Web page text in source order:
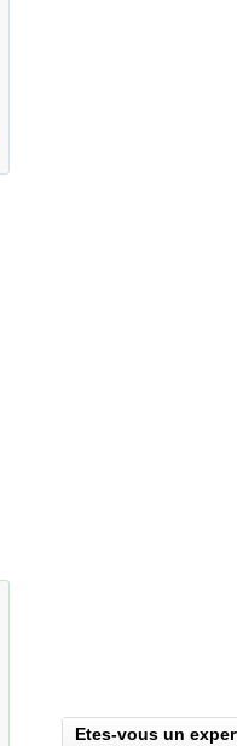
Etes-vous un